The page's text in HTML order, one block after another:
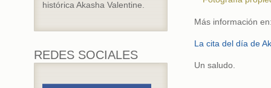
histórica Akasha Valentine.
REDES SOCIALES
Más información
La cita del día de
Un saludo.